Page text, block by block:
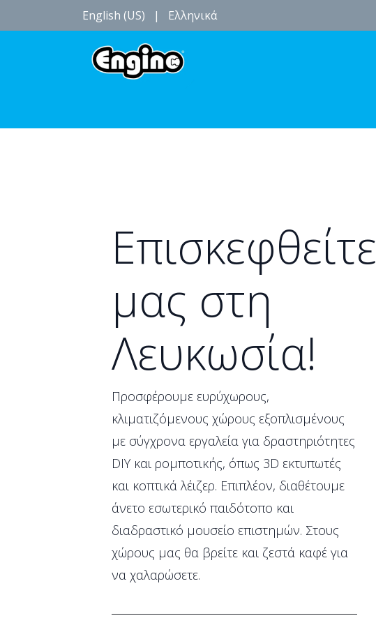
English (US) | Ελληνικά
Επισκεφθείτε
μας στη
Λευκωσία!
Προσφέρουμε ευρύχωρους,
κλιματιζόμενους χώρους εξοπλισμένους
με σύγχρονα εργαλεία για δραστηριότητες
DIY και ρομποτικής, όπως 3D εκτυπωτές
και κοπτικά λέιζερ. Επιπλέον, διαθέτουμε
άνετο εσωτερικό παιδότοπο και
διαδραστικό μουσείο επιστημών. Στους
χώρους μας θα βρείτε και ζεστά καφέ για
να χαλαρώσετε.